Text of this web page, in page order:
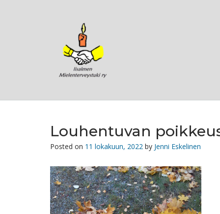
Louhentuvan
Posted on 11 lokakuun, 2022 by Jenni Eskelinen